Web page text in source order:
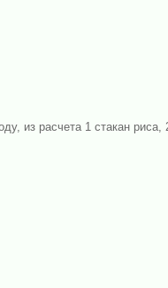
из расчета 1 стакан риса,